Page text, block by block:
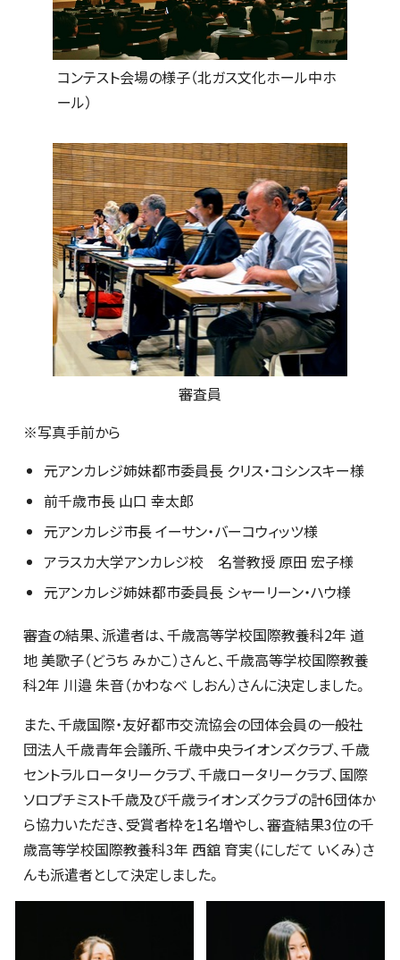
コンテスト会場の様子（北ガス文化ホール中ホ
ール）
審査員
※写真手前から
元アンカレジ姉妹都市委員長 クリス・コシンスキー様
前千歳市長 山口 幸太郎
元アンカレジ市長 イーサン・バーコウィッツ様
アラスカ大学アンカレジ校 名誉教授 原田 宏子様
元アンカレジ姉妹都市委員長 シャーリーン・ハウ様
審査の結果、派遣者は、千歳高等学校国際教養科2年 道
地 美歌子（どうち みかこ）さんと、千歳高等学校国際教養
科2年 川邉 朱音（かわなべ しおん）さんに決定しました。
また、千歳国際・友好都市交流協会の団体会員の一般社
団法人千歳青年会議所、千歳中央ライオンズクラブ、千歳
セントラルロータリークラブ、千歳ロータリークラブ、国際
ソロプチミスト千歳及び千歳ライオンズクラブの計6団体か
ら協力いただき、受賞者枠を1名増やし、審査結果3位の千
歳高等学校国際教養科3年 西舘 育実（にしだて いくみ）さ
んも派遣者として決定しました。